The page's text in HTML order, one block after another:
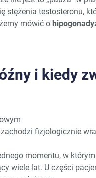
stężenia testosteronu,
mówić o
i kiedy
zachodzi fizjologicznie
momentu, w
wiele lat. U części